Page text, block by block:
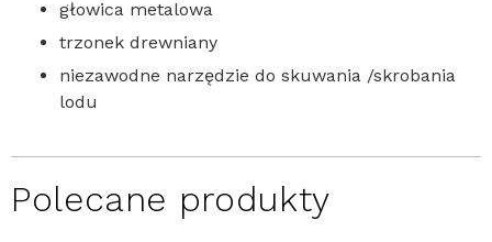
głowica metalowa
trzonek drewniany
niezawodne narzędzie do skuwania /skrobania
lodu
Polecane produkty